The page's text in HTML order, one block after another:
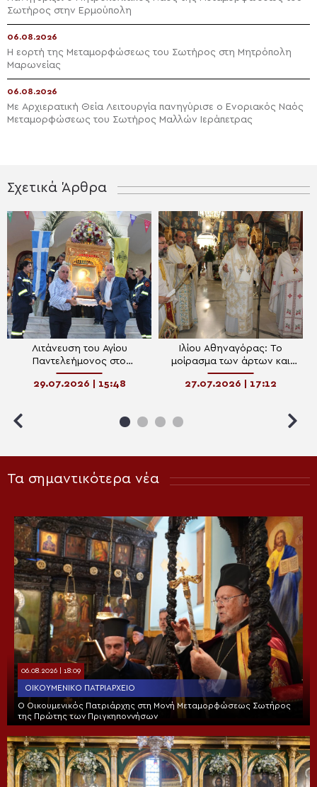
Σωτήρος στην Ερμούπολη
06.08.2026
Η εορτή της Μεταμορφώσεως του Σωτήρος στη Μητρόπολη
Μαρωνείας
06.08.2026
Με Αρχιερατική Θεία Λειτουργία πανηγύρισε ο Ενοριακός Ναός
Μεταμορφώσεως του Σωτήρος Μαλλών Ιεράπετρας
Σχετικά Άρθρα
Λιτάνευση του Αγίου
Παντελεήμονος στο
Κρυονέρι Αττικής
29.07.2026 | 15:48
Ιλίου Αθηναγόρας: Το
μοίρασμα των άρτων και
των ιχθύων ως προτύπωση
της Θείας Ευχαριστίας
27.07.2026 | 17:12
Τα σημαντικότερα νέα
06.08.2026 | 18:09
ΟΙΚΟΥΜΕΝΙΚΌ ΠΑΤΡΙΑΡΧΕΊΟ
Ο Οικουμενικός Πατριάρχης στη Μονή Μεταμορφώσεως Σωτήρος
της Πρώτης των Πριγκηποννήσων